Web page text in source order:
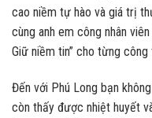
cao niềm tự hào và giá trị
cùng anh em công nhân
Giữ niềm tin” cho từng công
Đến với Phú Long bạn
còn thấy được nhiệt huyết